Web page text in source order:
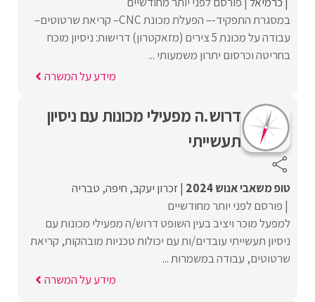
במסגרת התפקיד-– הפעלת מכונת CNC– קריאת שרטוטים–
עבודה על מכונת 5 צירים (מזאקטרון) דרישות: ניסיון מוכח
בחריטה וכרסום יתרון משמעותי ...
מידע על המשרה
דרוש.ה מפעילי מכונות עם ניסיון
תעשייתי
טופ משאבי אנוש 2024 זכרון יעקב חיפה טבריה
פורסם לפני יותר מחודשיים
למפעל מוכר ויציב בעין השופט דרוש/ה מפעילי מכונות עם
ניסיון תעשייתי עובדים/ות עם יכולות טכניות מובהקות, קריאת
שרטוטים, עבודה במשמרות ...
מידע על המשרה